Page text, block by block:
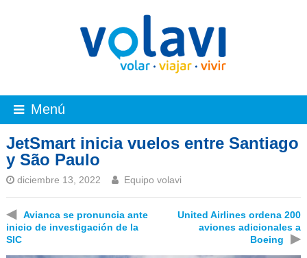
Menú
JetSmart inicia vuelos entre Santiago
y São Paulo
diciembre 13, 2022 Equipo volavi
◀
Avianca se pronuncia ante
inicio de investigación de la
SIC
United Airlines ordena 200
aviones adicionales a
Boeing
▶